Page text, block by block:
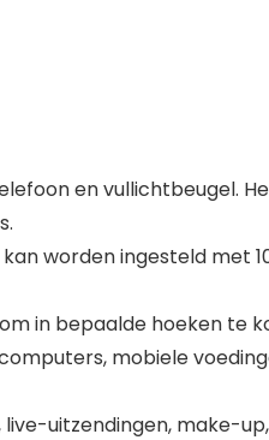
en vullichtbeugel.
worden ingesteld met
in bepaalde hoeken te
mobiele
live-uitzendingen, make-